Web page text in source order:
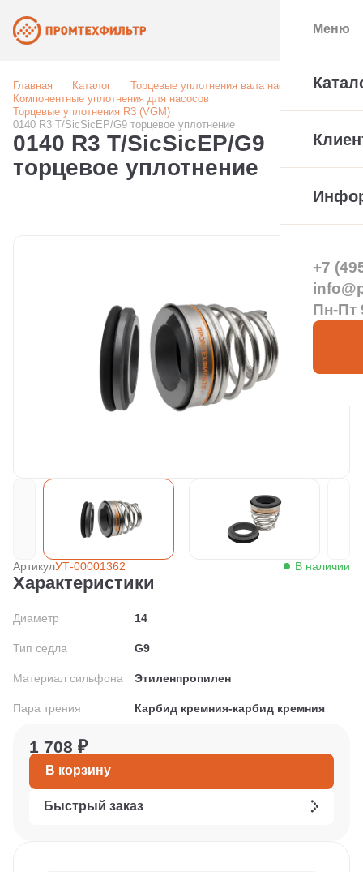
Главная Каталог
Торцевые уплотнения вала насоса
Компонентные уплотнения для насосов
Торцевые уплотнения R3 (VGM)
0140 R3 T/SicSicEP/G9 торцевое уплотнение
0140 R3 T/SicSicEP/G9
торцевое уплотнение
АртикулУТ-00001362 В наличии
Характеристики
Диаметр 14
Тип седла G9
Материал сильфона Этиленпропилен
Пара трения Карбид кремния-карбид кремния
1 708 ₽
В корзину
Быстрый заказ
Меню
+7
Пн-Пт